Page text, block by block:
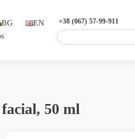
BG
EN
+38 (067) 57-99-911
50 ml